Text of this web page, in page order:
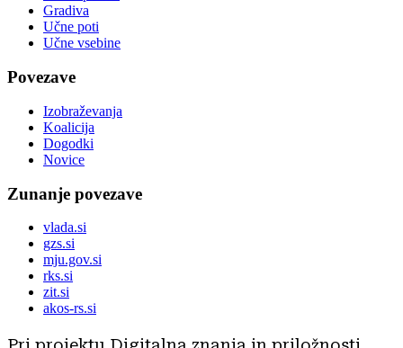
Gradiva
Učne poti
Učne vsebine
Povezave
Izobraževanja
Koalicija
Dogodki
Novice
Zunanje povezave
vlada.si
gzs.si
mju.gov.si
rks.si
zit.si
akos-rs.si